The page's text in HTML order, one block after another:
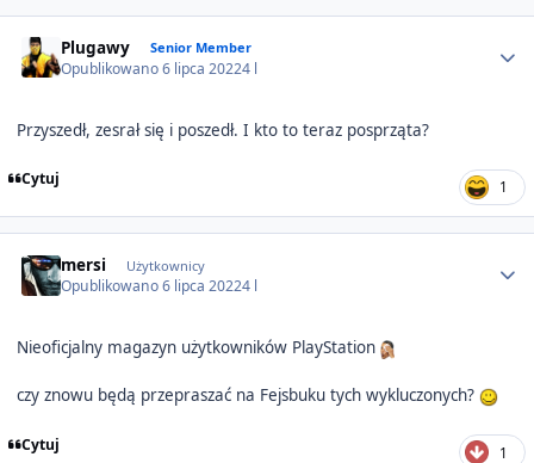
Plugawy Senior Member
Opublikowano6 lipca 20224 l
Przyszedł, zesrał się i poszedł. I kto to teraz posprząta?
Cytuj 1
mersi Użytkownicy
Opublikowano6 lipca 20224 l
Nieoficjalny magazyn użytkowników PlayStation
czy znowu będą przepraszać na Fejsbuku tych wykluczonych?
Cytuj 1